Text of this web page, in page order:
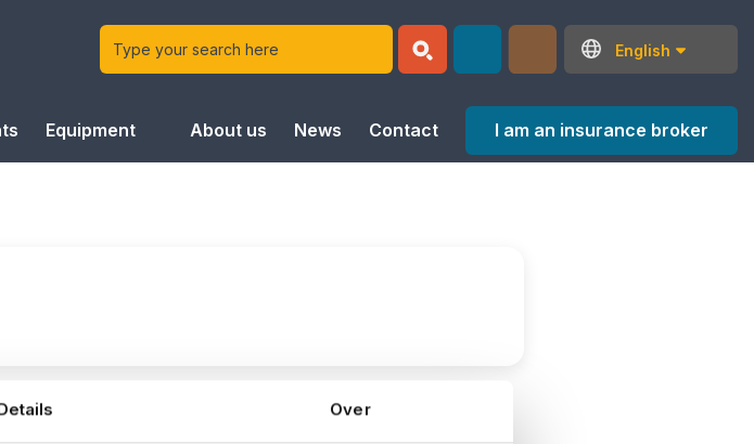
Over
English
Equipment About us News Contact I am an insurance broker